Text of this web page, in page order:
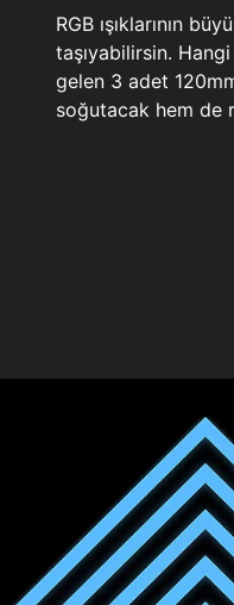
RGB ışıklarının
taşıyabilirsin.
gelen 3 adet
soğutacak hem de